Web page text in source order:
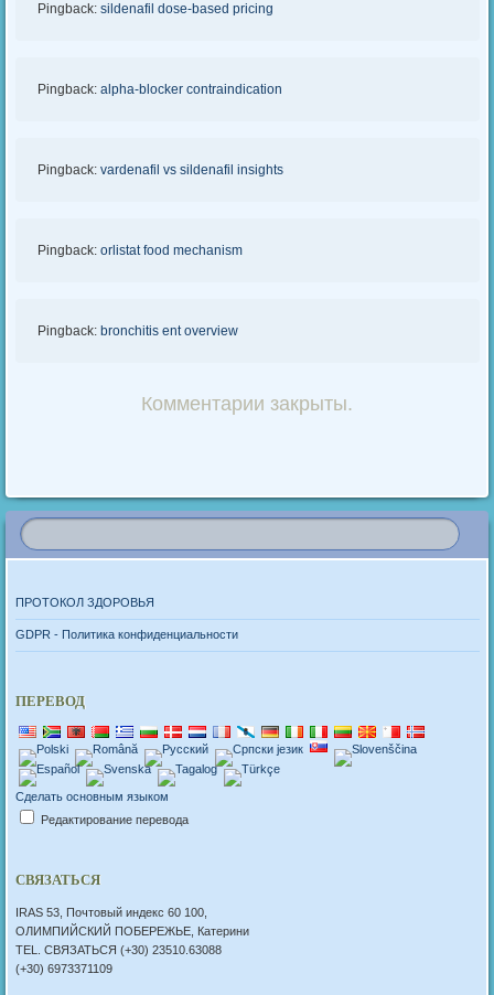
Pingback: sildenafil dose‑based pricing
Pingback: alpha‑blocker contraindication
Pingback: vardenafil vs sildenafil insights
Pingback: orlistat food mechanism
Pingback: bronchitis ent overview
Комментарии закрыты.
ПРОТОКОЛ ЗДОРОВЬЯ
GDPR - Политика конфиденциальности
ПЕРЕВОД
Сделать основным языком
Редактирование перевода
СВЯЗАТЬСЯ
IRAS 53, Почтовый индекс 60 100,
ОЛИМПИЙСКИЙ ПОБЕРЕЖЬЕ, Катерини
TEL. СВЯЗАТЬСЯ (+30) 23510.63088
(+30) 6973371109